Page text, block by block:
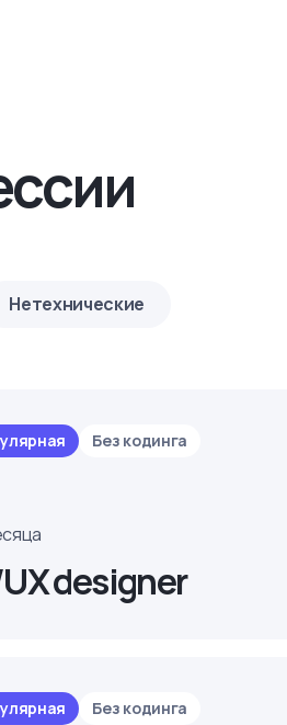
Нетехнические
Без кодинга
designer
Без кодинга